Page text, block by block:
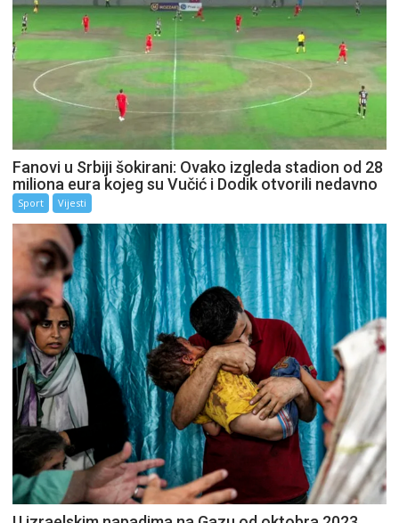
Fanovi u Srbiji šokirani: Ovako izgleda stadion od 28
miliona eura kojeg su Vučić i Dodik otvorili nedavno
Sport Vijesti